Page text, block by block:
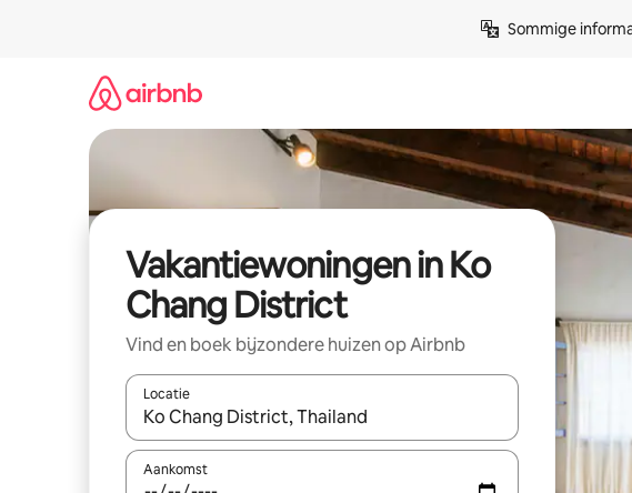
Sommige
Vakantiewoningen in Ko
Chang District
Vind en boek bijzondere huizen op Airbnb
Locatie
Wanneer er suggesties beschikbaar zijn, maak je een keuze met
Aankomst